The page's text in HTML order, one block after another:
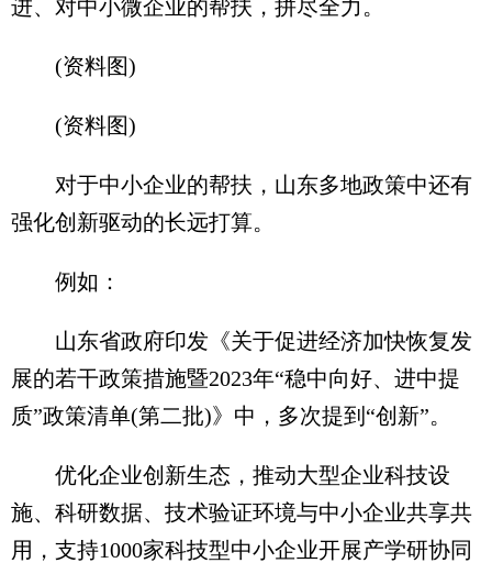
进、对中小微企业的帮扶，拼尽全力。
(资料图)
(资料图)
对于中小企业的帮扶，山东多地政策中还有
强化创新驱动的长远打算。
例如：
山东省政府印发《关于促进经济加快恢复发
展的若干政策措施暨2023年“稳中向好、进中提
质”政策清单(第二批)》中，多次提到“创新”。
优化企业创新生态，推动大型企业科技设
施、科研数据、技术验证环境与中小企业共享共
用，支持1000家科技型中小企业开展产学研协同